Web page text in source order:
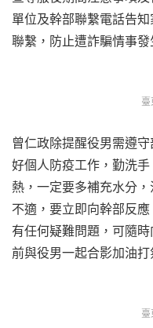
單位及幹部聯繫電話告
聯繫，防止遭詐騙情事發
曾仁政除提醒役男需遵
好個人防疫工作，勤洗
熱，一定要多補充水分
不適，要立即向幹部反
有任何疑難問題，可隨
前與役男一起合影加油